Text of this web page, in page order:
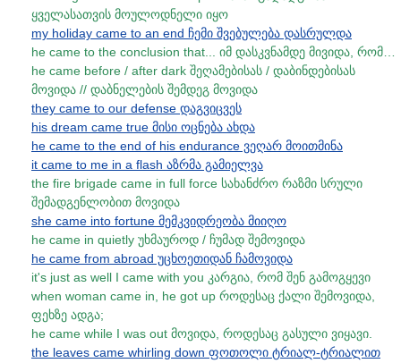
ყველასათვის მოულოდნელი იყო
my holiday came to an end ჩემი შვებულება დასრულდა
he came to the conclusion that... იმ დასკვნამდე მივიდა, რომ…
he came before / after dark შეღამებისას / დაბინდებისას
მოვიდა // დაბნელების შემდეგ მოვიდა
they came to our defense დაგვიცვეს
his dream came true მისი ოცნება ახდა
he came to the end of his endurance ვეღარ მოითმინა
it came to me in a flash აზრმა გამიელვა
the fire brigade came in full force სახანძრო რაზმი სრული
შემადგენლობით მოვიდა
she came into fortune მემკვიდრეობა მიიღო
he came in quietly უხმაუროდ / ჩუმად შემოვიდა
he came from abroad უცხოეთიდან ჩამოვიდა
it's just as well I came with you კარგია, რომ შენ გამოგყევი
when woman came in, he got up როდესაც ქალი შემოვიდა,
ფეხზე ადგა;
he came while I was out მოვიდა, როდესაც გასული ვიყავი.
the leaves came whirling down ფოთოლი ტრიალ-ტრიალით